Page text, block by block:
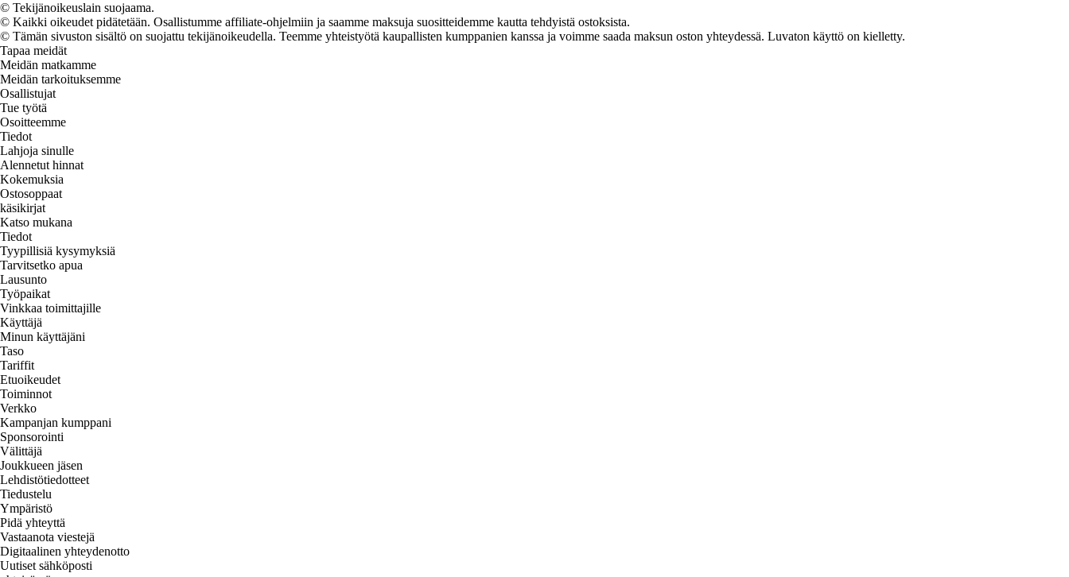
© Tekijänoikeuslain suojaama.
© Kaikki oikeudet pidätetään. Osallistumme affiliate-ohjelmiin ja saamme maksuja suositteidemme kautta tehdyistä ostoksista.
© Tämän sivuston sisältö on suojattu tekijänoikeudella. Teemme yhteistyötä kaupallisten kumppanien kanssa ja voimme saada maksun oston yhteydessä. Luvaton käyttö on kielletty.
Tapaa meidät
Meidän matkamme
Meidän tarkoituksemme
Osallistujat
Tue työtä
Osoitteemme
Tiedot
Lahjoja sinulle
Alennetut hinnat
Kokemuksia
Ostosoppaat
käsikirjat
Katso mukana
Tiedot
Tyypillisiä kysymyksiä
Tarvitsetko apua
Lausunto
Työpaikat
Vinkkaa toimittajille
Käyttäjä
Minun käyttäjäni
Taso
Tariffit
Etuoikeudet
Toiminnot
Verkko
Kampanjan kumppani
Sponsorointi
Välittäjä
Joukkueen jäsen
Lehdistötiedotteet
Tiedustelu
Ympäristö
Pidä yhteyttä
Vastaanota viestejä
Digitaalinen yhteydenotto
Uutiset sähköposti